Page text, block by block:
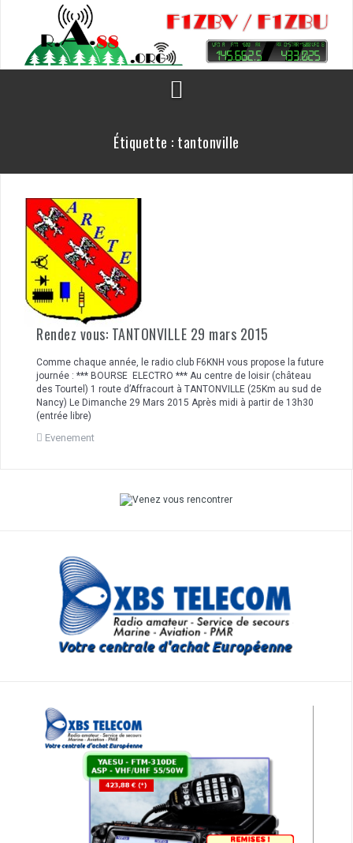
Étiquette : tantonville
Rendez vous: TANTONVILLE 29 mars 2015
Comme chaque année, le radio club F6KNH vous propose la future
journée : *** BOURSE ELECTRO *** Au centre de loisir (château
des Tourtel) 1 route d’Affracourt à TANTONVILLE (25Km au sud de
Nancy) Le Dimanche 29 Mars 2015 Après midi à partir de 13h30
(entrée libre)
Evenement